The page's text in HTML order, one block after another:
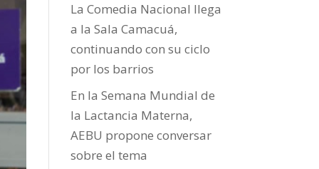
La Comedia Nacional llega
a la Sala Camacuá,
continuando con su ciclo
por los barrios
En la Semana Mundial de
la Lactancia Materna,
AEBU propone conversar
sobre el tema